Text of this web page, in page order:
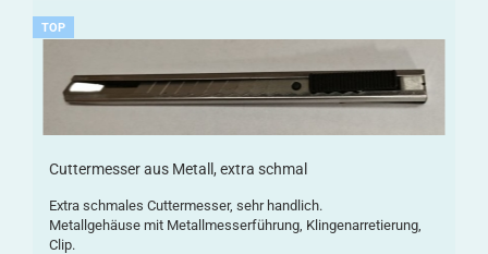
TOP
Cuttermesser aus Metall, extra schmal
Extra schmales Cuttermesser, sehr handlich.
Metallgehäuse mit Metallmesserführung, Klingenarretierung,
Clip.